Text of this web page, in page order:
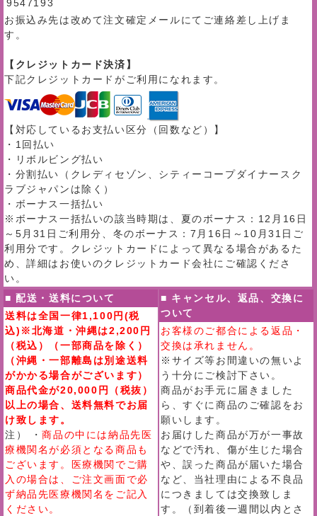
9547193
お振込み先は改めて注文確定メールにてご連絡差し上げま
す。
【クレジットカード決済】
下記クレジットカードがご利用になれます。
【対応しているお支払い区分（回数など）】
・1回払い
・リボルビング払い
・分割払い（クレディセゾン、シティーコープダイナースク
ラブジャパンは除く）
・ボーナス一括払い
※ボーナス一括払いの該当時期は、夏のボーナス：12月16日
～5月31日ご利用分、冬のボーナス：7月16日～10月31日ご
利用分です。クレジットカードによって異なる場合があるた
め、詳細はお使いのクレジットカード会社にご確認くださ
い。
■ 配送・送料について
送料は全国一律1,100円(税
込)※北海道・沖縄は2,200円
（税込）（一部商品を除く）
（沖縄・一部離島は別途送料
がかかる場合がございます）
商品代金が20,000円（税抜）
以上の場合、送料無料でお届
け致します。
注） ・商品の中には納品先医
療機関名が必須となる商品も
ございます。医療機関でご購
入の場合は、ご注文画面で必
ず納品先医療機関名をご記入
ください。
■ キャンセル、返品、交換に
ついて
お客様のご都合による返品・
交換は承れません。
※サイズ等お間違いの無いよ
う十分にご検討下さい。
商品がお手元に届きました
ら、すぐに商品のご確認をお
願いします。
お届けした商品が万が一事故
などで汚れ、傷が生じた場合
や、誤った商品が届いた場合
など、当社理由による不良品
につきましては交換致しま
す。（到着後一週間以内とさ